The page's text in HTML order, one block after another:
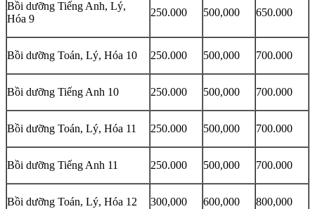
Bồi dưỡng Tiếng Anh, Lý,
Hóa 9
250.000 500,000 650.000
Bồi dưỡng Toán, Lý, Hóa 10 250.000 500,000 700.000
Bồi dưỡng Tiếng Anh 10 250.000 500,000 700.000
Bồi dưỡng Toán, Lý, Hóa 11 250.000 500,000 700.000
Bồi dưỡng Tiếng Anh 11 250.000 500,000 700.000
Bồi dưỡng Toán, Lý, Hóa 12 300,000 600,000 800,000